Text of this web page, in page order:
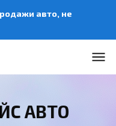
авто, не
АВТО